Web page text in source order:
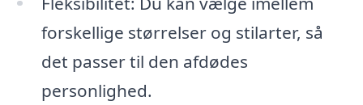
forskellige størrelser og stilarter, så
det passer til den afdødes
personlighed.